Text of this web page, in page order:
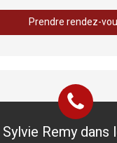
Prendre rendez-
Sylvie Remy dans